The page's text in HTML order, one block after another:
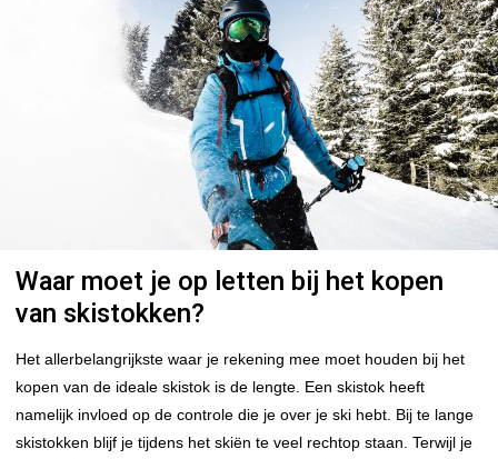
Waar moet je op letten bij het kopen
van skistokken?
Het allerbelangrijkste waar je rekening mee moet houden bij het
kopen van de ideale skistok is de lengte. Een skistok heeft
namelijk invloed op de controle die je over je ski hebt. Bij te lange
skistokken blijf je tijdens het skiën te veel rechtop staan. Terwijl je